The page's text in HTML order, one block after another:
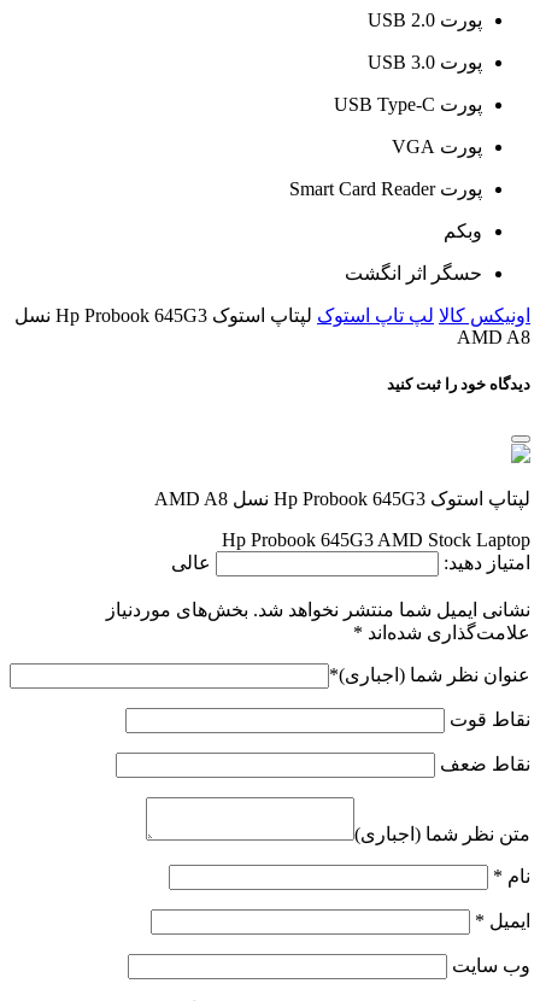
پورت USB 2.0
پورت USB 3.0
پورت USB Type-C
پورت VGA
پورت Smart Card Reader
وبکم
حسگر اثر انگشت
اونیکس کالا لپ تاپ استوک
لپتاپ استوک Hp Probook 645G3 نسل
AMD A8
دیدگاه خود را ثبت کنید
لپتاپ استوک Hp Probook 645G3 نسل AMD A8
Hp Probook 645G3 AMD Stock Laptop
امتیاز دهید:
عالی
نشانی ایمیل شما منتشر نخواهد شد. بخش‌های موردنیاز
علامت‌گذاری شده‌اند *
عنوان نظر شما (اجباری)*
نقاط قوت
نقاط ضعف
متن نظر شما (اجباری)
نام *
ایمیل *
وب‌ سایت